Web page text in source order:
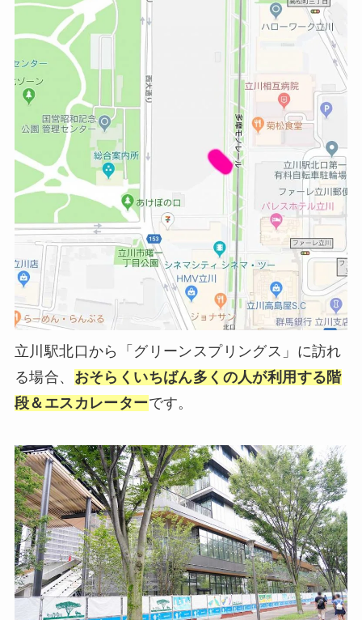
立川駅北口から「グリーンスプリングス」に訪れ
る場合、 おそらくいちばん多くの人が利用する階
段＆エスカレーターです。